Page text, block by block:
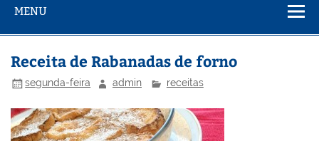
MENU
Receita de Rabanadas de forno
segunda-feira admin receitas